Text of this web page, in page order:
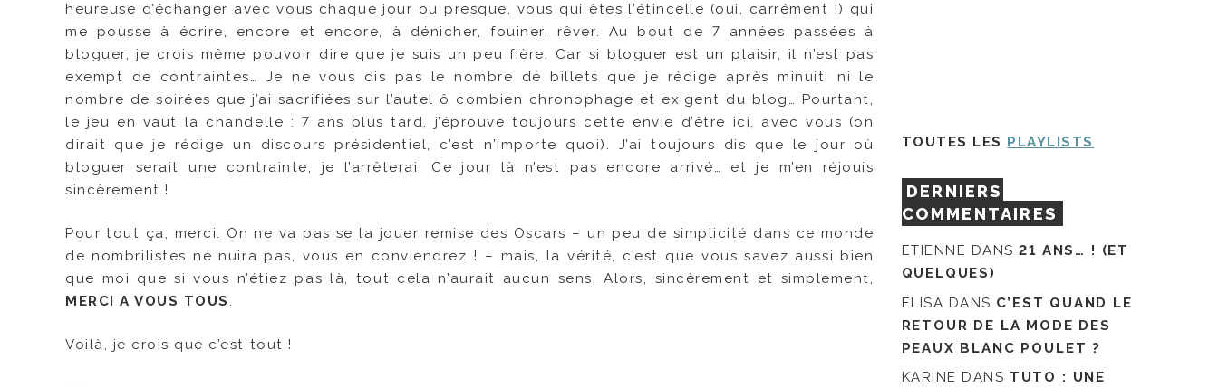
heureuse d’échanger avec vous chaque jour ou presque, vous qui êtes l’étincelle (oui, carrément !) qui
me pousse à écrire, encore et encore, à dénicher, fouiner, rêver. Au bout de 7 années passées à
bloguer, je crois même pouvoir dire que je suis un peu fière. Car si bloguer est un plaisir, il n’est pas
exempt de contraintes… Je ne vous dis pas le nombre de billets que je rédige après minuit, ni le
nombre de soirées que j’ai sacrifiées sur l’autel ô combien chronophage et exigent du blog… Pourtant,
le jeu en vaut la chandelle : 7 ans plus tard, j’éprouve toujours cette envie d’être ici, avec vous (on
dirait que je rédige un discours présidentiel, c’est n’importe quoi). J’ai toujours dis que le jour où
bloguer serait une contrainte, je l’arrêterai. Ce jour là n’est pas encore arrivé… et je m’en réjouis
sincèrement !
Pour tout ça, merci. On ne va pas se la jouer remise des Oscars – un peu de simplicité dans ce monde
de nombrilistes ne nuira pas, vous en conviendrez ! – mais, la vérité, c’est que vous savez aussi bien
que moi que si vous n’étiez pas là, tout cela n’aurait aucun sens. Alors, sincèrement et simplement,
MERCI A VOUS TOUS .
Voilà, je crois que c’est tout !
TOUTES LES PLAYLISTS
DERNIERS
COMMENTAIRES
ETIENNE DANS21 ANS… ! (ET
QUELQUES)
ELISA DANS C’EST QUAND LE
RETOUR DE LA MODE DES
PEAUX BLANC POULET ?
KARINE DANS TUTO : UNE